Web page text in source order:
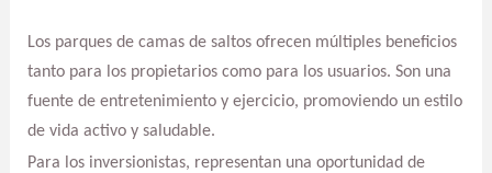
Los parques de camas de saltos ofrecen múltiples beneficios
tanto para los propietarios como para los usuarios. Son una
fuente de entretenimiento y ejercicio, promoviendo un estilo
de vida activo y saludable.
Para los inversionistas, representan una oportunidad de